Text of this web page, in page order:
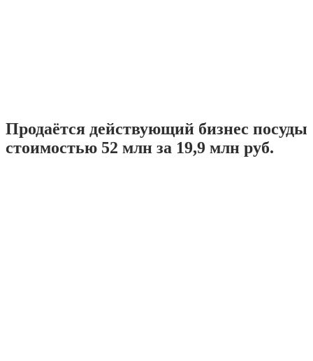
Продаётся действующий бизнес посуды
стоимостью 52 млн за 19,9 млн руб.